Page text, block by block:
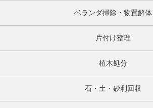
ベランダ掃除・物置解体
片付け整理
植木処分
石・土・砂利回収